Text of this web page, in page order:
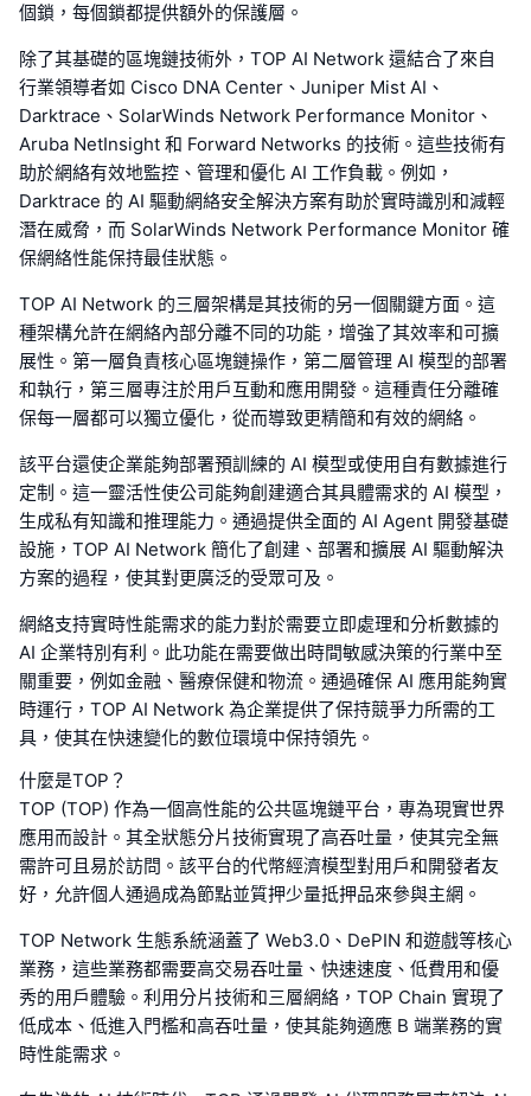
個鎖，每個鎖都提供額外的保護層。
除了其基礎的區塊鏈技術外，TOP AI Network 還結合了來自
行業領導者如 Cisco DNA Center、Juniper Mist AI、
Darktrace、SolarWinds Network Performance Monitor、
Aruba NetInsight 和 Forward Networks 的技術。這些技術有
助於網絡有效地監控、管理和優化 AI 工作負載。例如，
Darktrace 的 AI 驅動網絡安全解決方案有助於實時識別和減輕
潛在威脅，而 SolarWinds Network Performance Monitor 確
保網絡性能保持最佳狀態。
TOP AI Network 的三層架構是其技術的另一個關鍵方面。這
種架構允許在網絡內部分離不同的功能，增強了其效率和可擴
展性。第一層負責核心區塊鏈操作，第二層管理 AI 模型的部署
和執行，第三層專注於用戶互動和應用開發。這種責任分離確
保每一層都可以獨立優化，從而導致更精簡和有效的網絡。
該平台還使企業能夠部署預訓練的 AI 模型或使用自有數據進行
定制。這一靈活性使公司能夠創建適合其具體需求的 AI 模型，
生成私有知識和推理能力。通過提供全面的 AI Agent 開發基礎
設施，TOP AI Network 簡化了創建、部署和擴展 AI 驅動解決
方案的過程，使其對更廣泛的受眾可及。
網絡支持實時性能需求的能力對於需要立即處理和分析數據的
AI 企業特別有利。此功能在需要做出時間敏感決策的行業中至
關重要，例如金融、醫療保健和物流。通過確保 AI 應用能夠實
時運行，TOP AI Network 為企業提供了保持競爭力所需的工
具，使其在快速變化的數位環境中保持領先。
什麼是TOP？
TOP (TOP) 作為一個高性能的公共區塊鏈平台，專為現實世界
應用而設計。其全狀態分片技術實現了高吞吐量，使其完全無
需許可且易於訪問。該平台的代幣經濟模型對用戶和開發者友
好，允許個人通過成為節點並質押少量抵押品來參與主網。
TOP Network 生態系統涵蓋了 Web3.0、DePIN 和遊戲等核心
業務，這些業務都需要高交易吞吐量、快速速度、低費用和優
秀的用戶體驗。利用分片技術和三層網絡，TOP Chain 實現了
低成本、低進入門檻和高吞吐量，使其能夠適應 B 端業務的實
時性能需求。